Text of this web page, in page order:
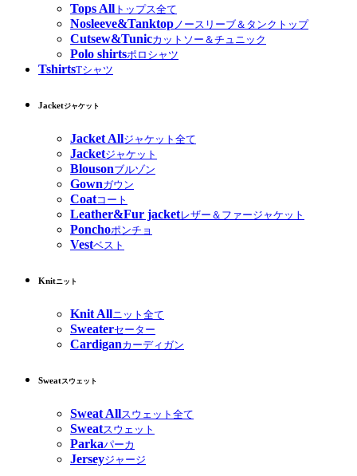
Tops All トップス全て
Nosleeve&Tanktop ノースリーブ＆タンクトップ
Cutsew&Tunicカットソー＆チュニック
Polo shirtsポロシャツ
TshirtsTシャツ
Jacketジャケット
Jacket Allジャケット全て
Jacketジャケット
Blousonブルゾン
Gownガウン
Coatコート
Leather&Fur jacketレザー＆ファージャケット
Ponchoポンチョ
Vestベスト
Knitニット
Knit Allニット全て
Sweaterセーター
Cardiganカーディガン
Sweatスウェット
Sweat Allスウェット全て
Sweatスウェット
Parkaパーカ
Jerseyジャージ